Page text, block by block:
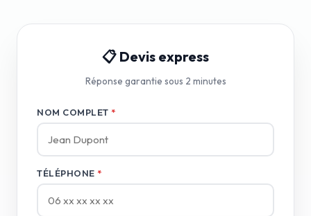
📋 Devis express
Réponse garantie sous 2 minutes
NOM COMPLET *
TÉLÉPHONE *